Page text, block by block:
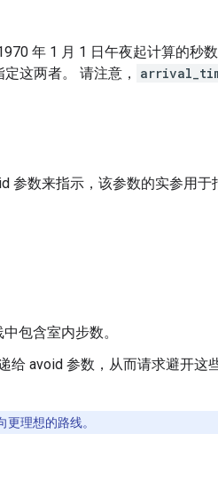
年 1 月 1 日午夜起计算的秒
定这两者。 请注意，
参数来指示，该参数的实参用于
包含室内步数。
给 avoid 参数，从而请求避开这
理想的路线。